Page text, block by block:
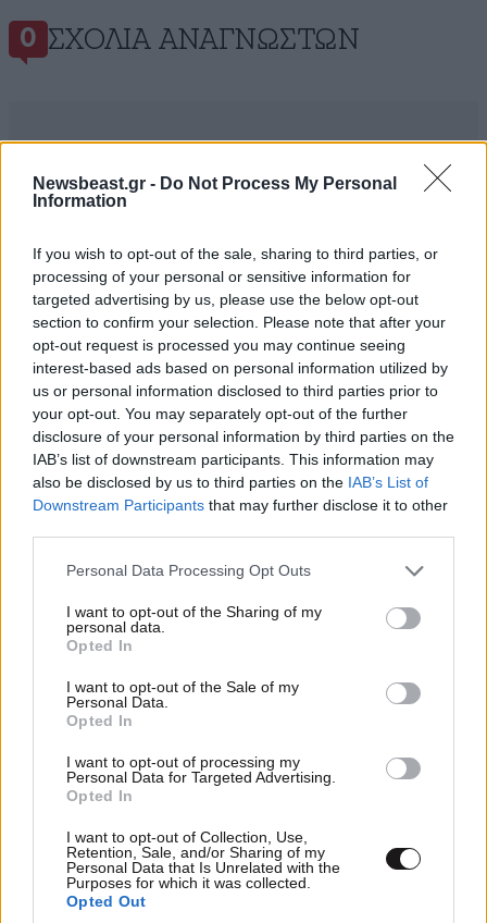
Newsbeast.gr - Do Not Process My Personal
Information
If you wish to opt-out of the sale, sharing to third parties, or
processing of your personal or sensitive information for
targeted advertising by us, please use the below opt-out
section to confirm your selection. Please note that after your
opt-out request is processed you may continue seeing
interest-based ads based on personal information utilized by
us or personal information disclosed to third parties prior to
your opt-out. You may separately opt-out of the further
disclosure of your personal information by third parties on the
IAB’s list of downstream participants. This information may
also be disclosed by us to third parties on the IAB’s List of
Downstream Participants that may further disclose it to other
Please note that this website/app uses one or more Google
not limited to your visit or usage behaviour. You may click to
grant or deny consent to Google and its third-party tags to
use your data for below specified purposes in below Google
consent section.
Personal Data Processing Opt Outs
I want to opt-out of the Sharing of my
personal data.
Opted In
I want to opt-out of the Sale of my
Personal Data.
Opted In
I want to opt-out of processing my
Personal Data for Targeted Advertising.
Opted In
I want to opt-out of Collection, Use,
Retention, Sale, and/or Sharing of my
Personal Data that Is Unrelated with the
Purposes for which it was collected.
Opted Out
0 ΣΧΌΛΙΑ ΑΝΑΓΝΩΣΤΏΝ
ΠΡΟΣΘΕΣΤΕ ΤΟ ΣΧΟΛΙΟ ΣΑΣ
Xαρακτήρες: 0/1000
Διαβάστε και ακολουθήστε τους κανόνες σχολιασμού
TRENDING